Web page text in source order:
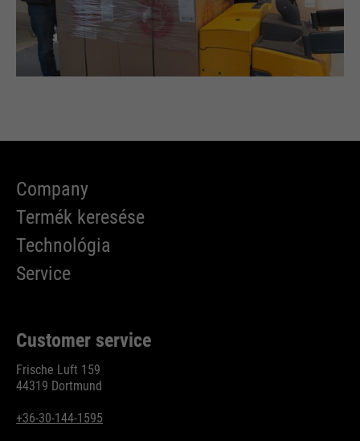
Company
Termék keresése
Technológia
Service
Customer service
Frische Luft 159
44319 Dortmund
+36-30-144-1595